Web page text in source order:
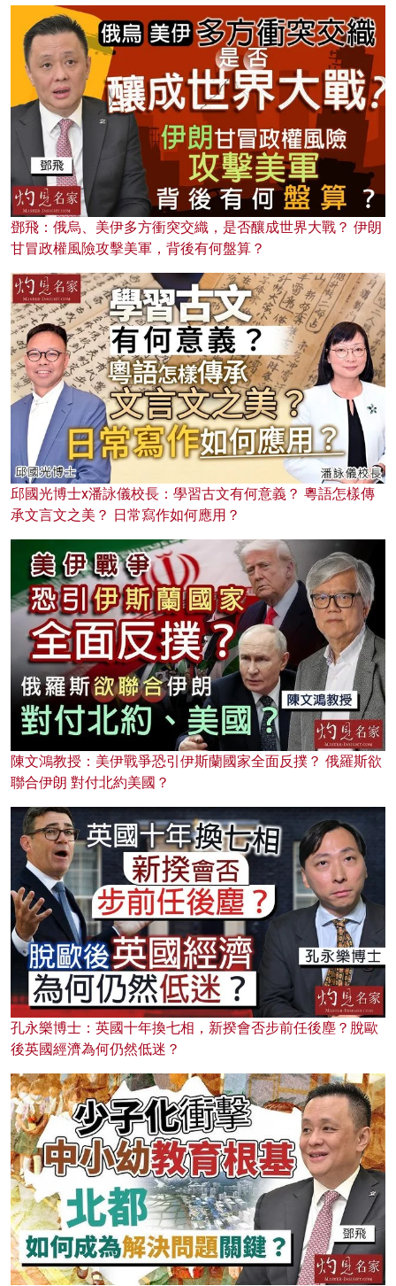
鄧飛：俄烏、美伊多方衝突交織，是否釀成世界大戰？ 伊朗
甘冒政權風險攻擊美軍，背後有何盤算？
邱國光博士x潘詠儀校長：學習古文有何意義？ 粵語怎樣傳
承文言文之美？ 日常寫作如何應用？
陳文鴻教授：美伊戰爭恐引伊斯蘭國家全面反撲？ 俄羅斯欲
聯合伊朗 對付北約美國？
孔永樂博士：英國十年換七相，新揆會否步前任後塵？脫歐
後英國經濟為何仍然低迷？